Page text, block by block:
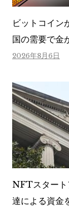
ビットコイ
国の需要で金
2026年8月6日
NFTスタート
達による資金